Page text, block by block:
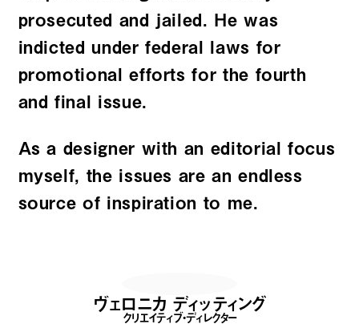
prosecuted and jailed. He was
indicted under federal laws for
promotional efforts for the fourth
and final issue.
As a designer with an editorial focus
myself, the issues are an endless
source of inspiration to me.
ヴェロニカ ディッティング
クリエイティブ・ディレクター